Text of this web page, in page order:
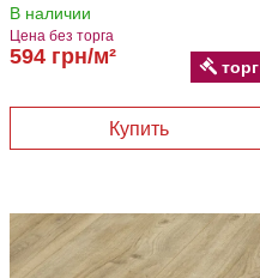
В наличии
Цена без торга
594 грн/м² торг